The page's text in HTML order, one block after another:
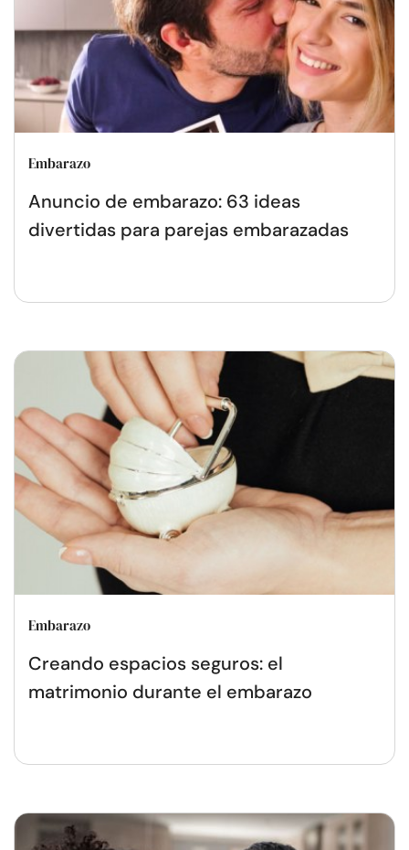
Embarazo
Anuncio de embarazo: 63 ideas
divertidas para parejas embarazadas
Embarazo
Creando espacios seguros: el
matrimonio durante el embarazo